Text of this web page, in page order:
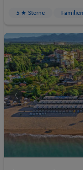
5 ★ Sterne